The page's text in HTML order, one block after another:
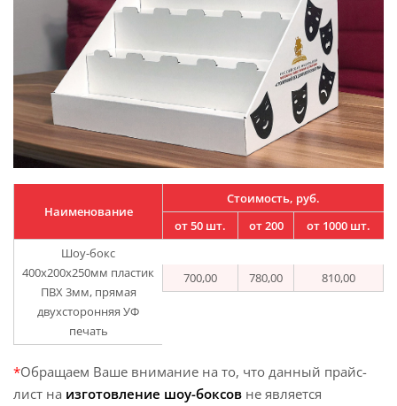
Наименование
Стоимость, руб.
от 50 шт.
от 200
от 1000 шт.
Шоу-бокс
400х200х250мм пластик
ПВХ 3мм, прямая
двухсторонняя УФ
печать
700,00 780,00 810,00
*Обращаем Ваше внимание на то, что данный прайс-
лист на изготовление шоу-боксов не является